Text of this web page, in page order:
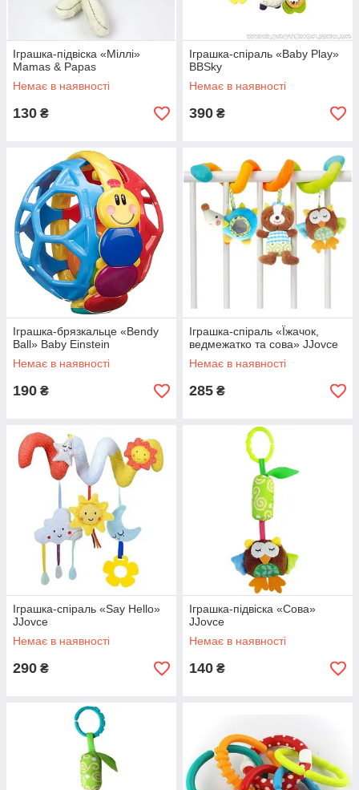
Іграшка-підвіска «Міллі»
Mamas & Papas
Немає в наявності
130 ₴
Іграшка-спіраль «Baby Play»
BBSky
Немає в наявності
390 ₴
Іграшка-брязкальце «Bendy
Ball» Baby Einstein
Немає в наявності
190 ₴
Іграшка-спіраль «Їжачок,
ведмежатко та сова» JJovce
Немає в наявності
285 ₴
Іграшка-спіраль «Say Hello»
JJovce
Немає в наявності
290 ₴
Іграшка-підвіска «Сова»
JJovce
Немає в наявності
140 ₴